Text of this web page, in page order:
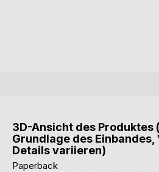
3D-Ansicht des Produktes
Grundlage des
Details variieren)
Paperback